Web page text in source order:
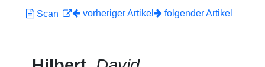
Scan
vorheriger Artikel folgender Artikel